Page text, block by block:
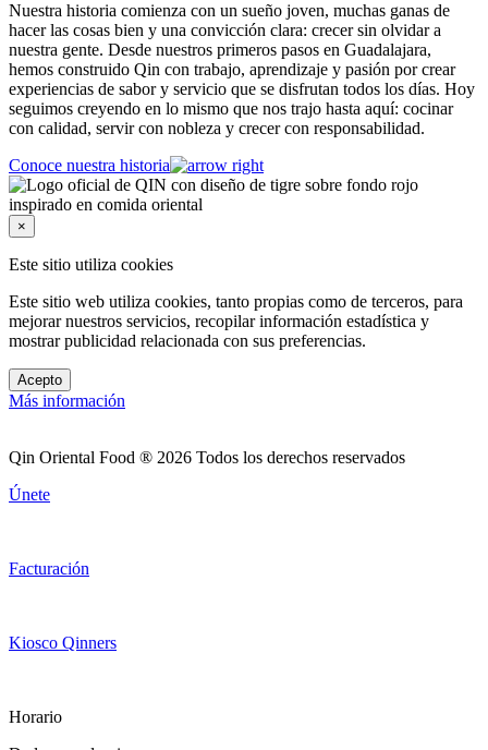
Nuestra historia comienza con un sueño joven, muchas ganas de
hacer las cosas bien y una convicción clara: crecer sin olvidar a
nuestra gente. Desde nuestros primeros pasos en Guadalajara,
hemos construido Qin con trabajo, aprendizaje y pasión por crear
experiencias de sabor y servicio que se disfrutan todos los días. Hoy
seguimos creyendo en lo mismo que nos trajo hasta aquí: cocinar
con calidad, servir con nobleza y crecer con responsabilidad.
Conoce nuestra historia
×
Este sitio utiliza cookies
Este sitio web utiliza cookies, tanto propias como de terceros, para
mejorar nuestros servicios, recopilar información estadística y
mostrar publicidad relacionada con sus preferencias.
Acepto
Más información
Qin Oriental Food ® 2026 Todos los derechos reservados
Únete
Facturación
Kiosco Qinners
Horario